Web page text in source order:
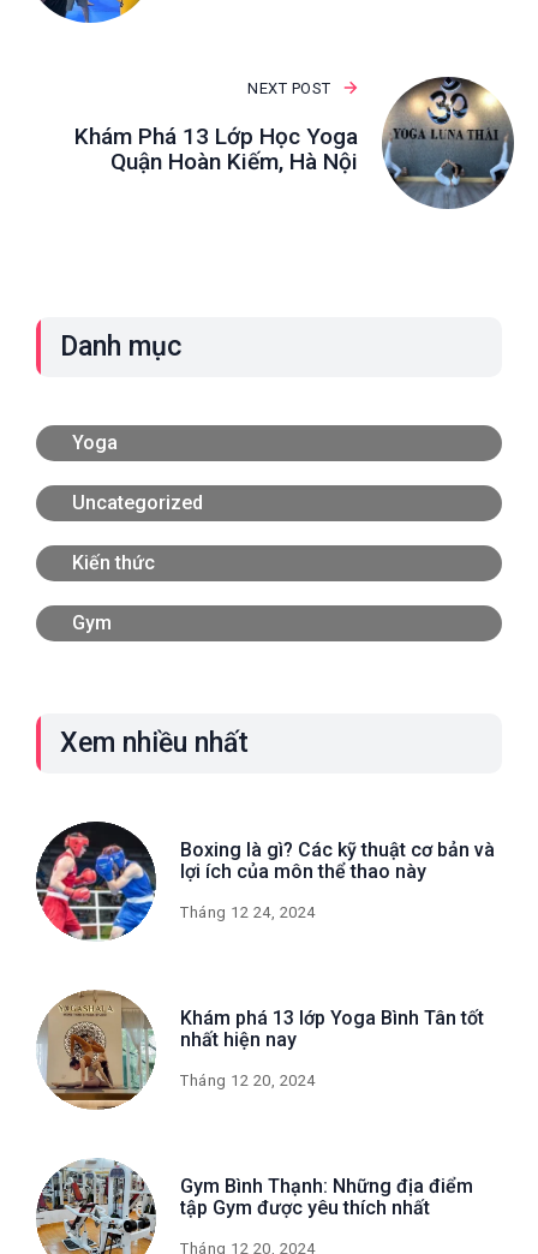
NEXT POST
Khám Phá 13 Lớp Học Yoga
Quận Hoàn Kiếm, Hà Nội
Danh mục
Yoga
Uncategorized
Kiến thức
Gym
Xem nhiều nhất
Boxing là gì? Các kỹ thuật cơ bản và
lợi ích của môn thể thao này
Tháng 12 24, 2024
Khám phá 13 lớp Yoga Bình Tân tốt
nhất hiện nay
Tháng 12 20, 2024
Gym Bình Thạnh: Những địa điểm
tập Gym được yêu thích nhất
Tháng 12 20, 2024